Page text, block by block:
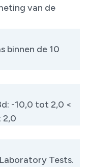
van de
binnen de 10
-10,0 tot 2,0 <
2,0
Tests.